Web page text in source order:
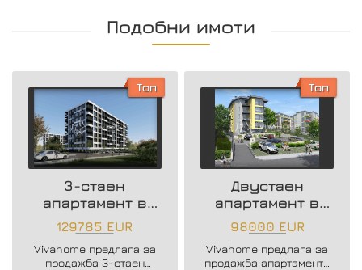
Подобни имоти
Топ
3-стаен
апартамент в
нова жилищна
сграда
129785 EUR
Vivahome предлага за
продажба 3-стаен
Топ
Двустаен
апартамент в
района на
Възраждане 3
98000 EUR
Vivahome предлага за
продажба апартаменти